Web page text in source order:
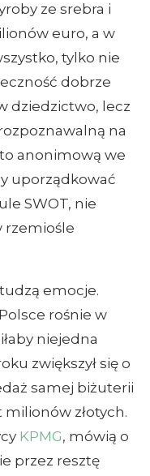
ze srebra i
euro, a w
tylko nie
dobrze
dziedzictwo, lecz
na
anonimową we
uporządkować
SWOT, nie
rzemiośle
emocje.
rośnie w
niejedna
zwiększył się o
samej biżuterii
milionów złotych.
KPMG, mówią o
przez resztę